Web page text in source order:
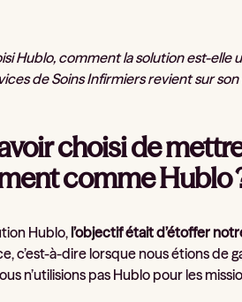
Hublo, comment la solution est-elle
de Soins Infirmiers revient sur
choisi de
comme Hublo
Hublo, l’objectif était d’étoffer
c’est-à-dire lorsque nous étions
n’utilisions pas Hublo pour les